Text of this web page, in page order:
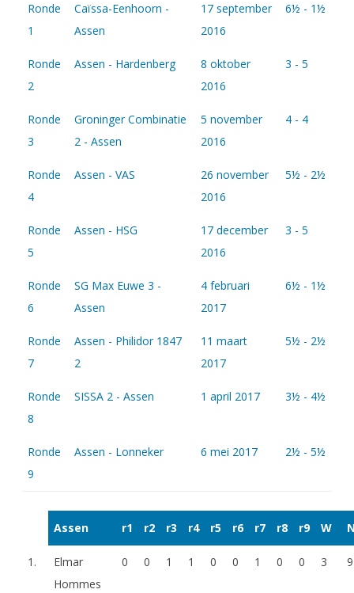
Ronde
1
Caïssa-Eenhoorn -
Assen
17 september
2016
6½ - 1½
Ronde
2
Assen - Hardenberg
8 oktober
2016
3 - 5
Ronde
3
Groninger Combinatie
2 - Assen
5 november
2016
4 - 4
Ronde
4
Assen - VAS
26 november
2016
5½ - 2½
Ronde
5
Assen - HSG
17 december
2016
3 - 5
Ronde
6
SG Max Euwe 3 -
Assen
4 februari
2017
6½ - 1½
Ronde
7
Assen - Philidor 1847
2
11 maart
2017
5½ - 2½
Ronde
8
SISSA 2 - Assen 1 april 2017 3½ - 4½
Ronde
9
Assen - Lonneker 6 mei 2017 2½ - 5½
Assen r1 r2 r3 r4 r5 r6 r7 r8 r9 W
1.
Elmar
Hommes
0 0 1 1 0 0 1 0 0 3 9